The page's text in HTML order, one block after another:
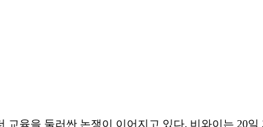
육을 둘러싼 논쟁이 이어지고 있다. 비와이는 20